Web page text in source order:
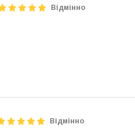
Відмінно
Відмінно